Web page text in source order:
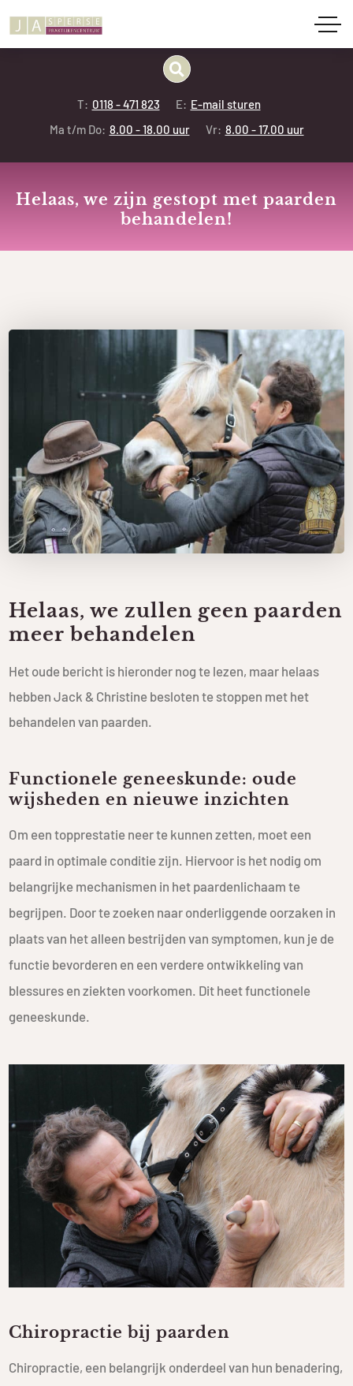
T: 0118 - 471 823 E: E-mail sturen
Ma t/m Do: 8.00 - 18.00 uur Vr: 8.00 - 17.00 uur
Helaas, we zijn gestopt met paarden
behandelen!
Helaas, we zullen geen paarden
meer behandelen
Het oude bericht is hieronder nog te lezen, maar helaas
hebben Jack & Christine besloten te stoppen met het
behandelen van paarden.
Functionele geneeskunde: oude
wijsheden en nieuwe inzichten
Om een topprestatie neer te kunnen zetten, moet een
paard in optimale conditie zijn. Hiervoor is het nodig om
belangrijke mechanismen in het paardenlichaam te
begrijpen. Door te zoeken naar onderliggende oorzaken in
plaats van het alleen bestrijden van symptomen, kun je de
functie bevorderen en een verdere ontwikkeling van
blessures en ziekten voorkomen. Dit heet functionele
geneeskunde.
Chiropractie bij paarden
Chiropractie, een belangrijk onderdeel van hun benadering,